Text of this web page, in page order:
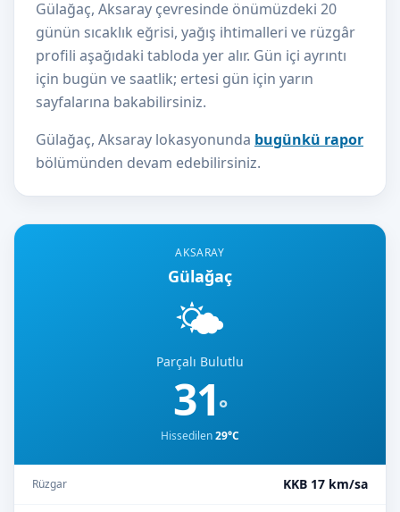
AKSARAY
Gülağaç
🌤️
Parçalı Bulutlu
31°
Hissedilen29°C
Rüzgar KKB 17 km/sa
Gülağaç, Aksaray çevresinde önümüzdeki 20
günün sıcaklık eğrisi, yağış ihtimalleri ve rüzgâr
profili aşağıdaki tabloda yer alır. Gün içi ayrıntı
için bugün ve saatlik; ertesi gün için yarın
sayfalarına bakabilirsiniz.
Gülağaç, Aksaray lokasyonunda bugünkü rapor
bölümünden devam edebilirsiniz.